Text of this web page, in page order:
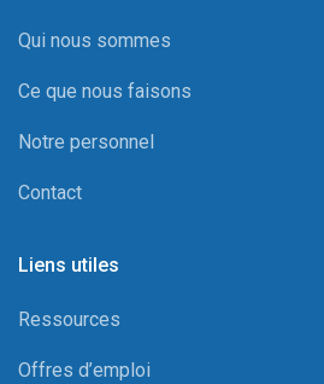
Qui nous sommes
Ce que nous faisons
Notre personnel
Contact
Liens utiles
Ressources
Offres d’emploi